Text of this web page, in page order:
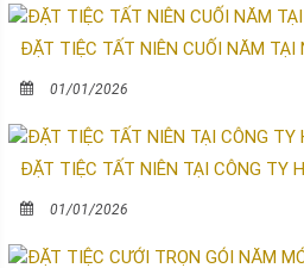
ĐẶT TIỆC TẤT NIÊN CUỐI NĂM TẠI
01/01/2026
ĐẶT TIỆC TẤT NIÊN TẠI CÔNG TY
01/01/2026